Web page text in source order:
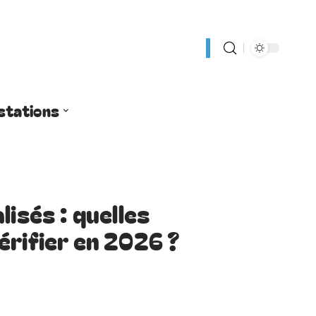
: quelles
en 2026 ?